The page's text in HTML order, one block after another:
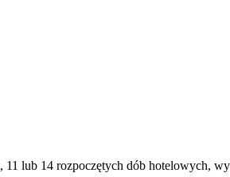
lub 14 rozpoczętych dób hotelowych,